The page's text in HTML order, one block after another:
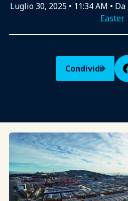
Luglio 30, 2025 • 11:34 AM • Da
Easter
Condividi